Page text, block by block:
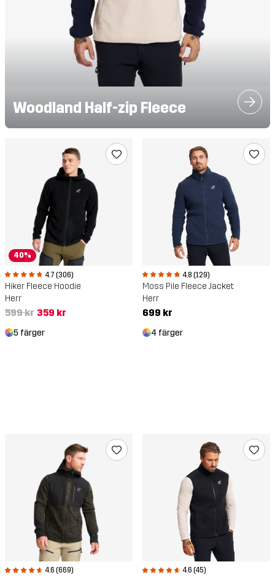
Woodland Half-zip Fleece
40%
4.7 (306)
Hiker Fleece Hoodie
Herr
599 kr 359 kr
5 färger
4.8 (129)
Moss Pile Fleece Jacket
Herr
699 kr
4 färger
4.6 (669) 4.6 (45)